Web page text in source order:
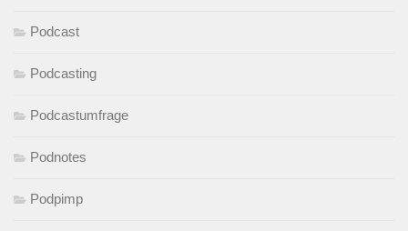
Podcast
Podcasting
Podcastumfrage
Podnotes
Podpimp